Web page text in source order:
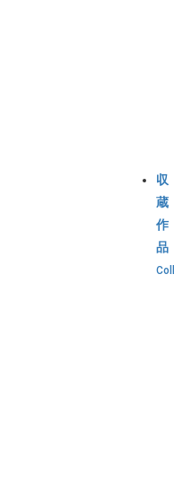
収
蔵
作
品